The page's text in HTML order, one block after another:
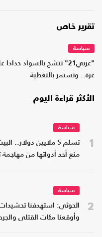
تقرير خاص
سياسة
"عربي21" تتشح بالسواد
غزة.. وتستمر بالتغطية
الأكثر قراءة اليوم
1
سياسة
تسلم 5 ملايين
منع أحد أدواتها من مهاجمة
2
سياسة
الحوثي: استهدفنا
وأوقعنا مئات القتلى